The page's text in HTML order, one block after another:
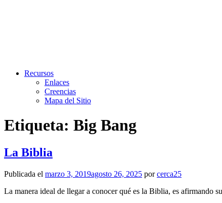
Recursos
Enlaces
Creencias
Mapa del Sitio
Etiqueta: Big Bang
La Biblia
Publicada el marzo 3, 2019agosto 26, 2025 porcerca25
La manera ideal de llegar a conocer qué es la Biblia, es afirmando